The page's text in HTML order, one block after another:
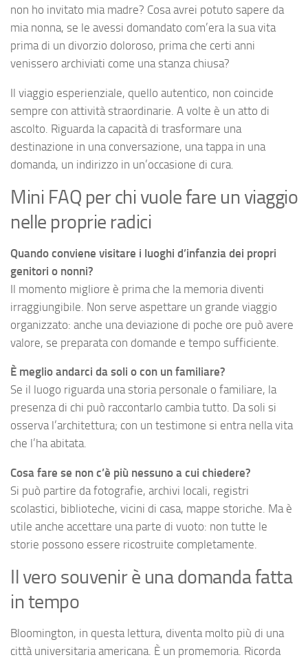
non ho invitato mia madre? Cosa avrei potuto sapere da
mia nonna, se le avessi domandato com’era la sua vita
prima di un divorzio doloroso, prima che certi anni
venissero archiviati come una stanza chiusa?
Il viaggio esperienziale, quello autentico, non coincide
sempre con attività straordinarie. A volte è un atto di
ascolto. Riguarda la capacità di trasformare una
destinazione in una conversazione, una tappa in una
domanda, un indirizzo in un’occasione di cura.
Mini FAQ per chi vuole fare un viaggio
nelle proprie radici
Quando conviene visitare i luoghi d’infanzia dei propri
genitori o nonni?
Il momento migliore è prima che la memoria diventi
irraggiungibile. Non serve aspettare un grande viaggio
organizzato: anche una deviazione di poche ore può avere
valore, se preparata con domande e tempo sufficiente.
È meglio andarci da soli o con un familiare?
Se il luogo riguarda una storia personale o familiare, la
presenza di chi può raccontarlo cambia tutto. Da soli si
osserva l’architettura; con un testimone si entra nella vita
che l’ha abitata.
Cosa fare se non c’è più nessuno a cui chiedere?
Si può partire da fotografie, archivi locali, registri
scolastici, biblioteche, vicini di casa, mappe storiche. Ma è
utile anche accettare una parte di vuoto: non tutte le
storie possono essere ricostruite completamente.
Il vero souvenir è una domanda fatta
in tempo
Bloomington, in questa lettura, diventa molto più di una
città universitaria americana. È un promemoria. Ricorda